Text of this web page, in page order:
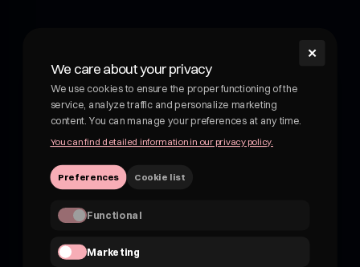
✕
We care about your privacy
We use cookies to ensure the proper functioning of the
service, analyze traffic and personalize marketing
content. You can manage your preferences at any time.
You can find detailed information in our privacy policy.
Preferences Cookie list
Functional
Marketing
Shroom - wellness drink with medicinal mushrooms.
Functional drink with medicinal mushrooms. Adaptogens
and botanicals in delicious, fruity drinks. Not kombucha, not
VATEU 7162830959
hii@shroom4you.com
About shroom